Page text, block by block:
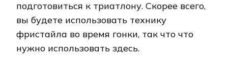
подготовиться к триатлону. Скорее всего,
вы будете использовать технику
фристайла во время гонки, так что что
нужно использовать здесь.